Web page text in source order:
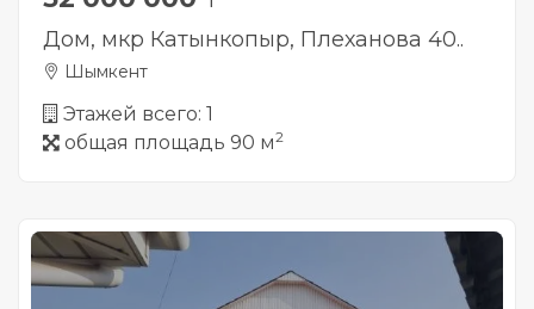
Дом, мкр Катынкопыр, Плеханова 40..
Шымкент
Этажей всего: 1
общая площадь 90 м2